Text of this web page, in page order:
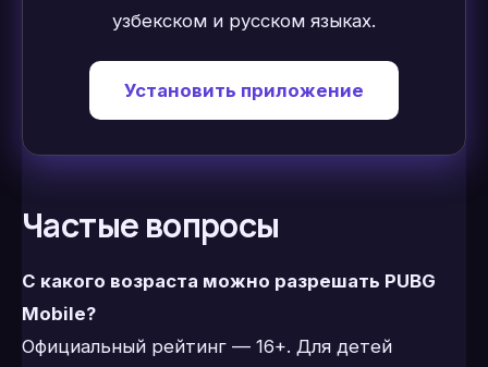
узбекском и русском языках.
Установить приложение
Частые вопросы
С какого возраста можно разрешать PUBG
Mobile?
Официальный рейтинг — 16+. Для детей